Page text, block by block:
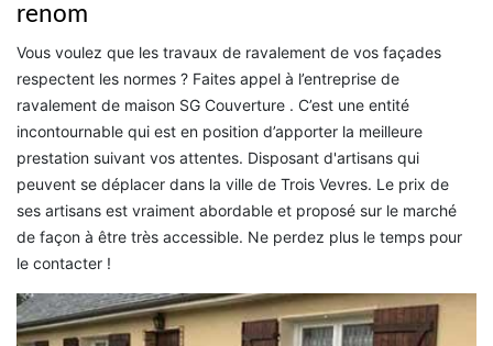
renom
Vous voulez que les travaux de ravalement de vos façades
respectent les normes ? Faites appel à l’entreprise de
ravalement de maison SG Couverture . C’est une entité
incontournable qui est en position d’apporter la meilleure
prestation suivant vos attentes. Disposant d'artisans qui
peuvent se déplacer dans la ville de Trois Vevres. Le prix de
ses artisans est vraiment abordable et proposé sur le marché
de façon à être très accessible. Ne perdez plus le temps pour
le contacter !